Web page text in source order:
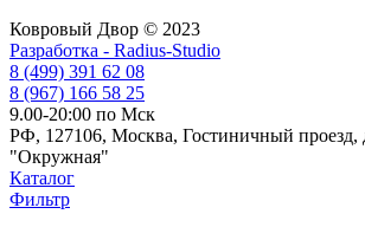
Ковровый Двор © 2023
Разработка - Radius-Studio
8 (499) 391 62 08
8 (967) 166 58 25
9.00-20:00 по Мск
РФ, 127106, Москва, Гостиничный проезд,
"Окружная"
Каталог
Фильтр